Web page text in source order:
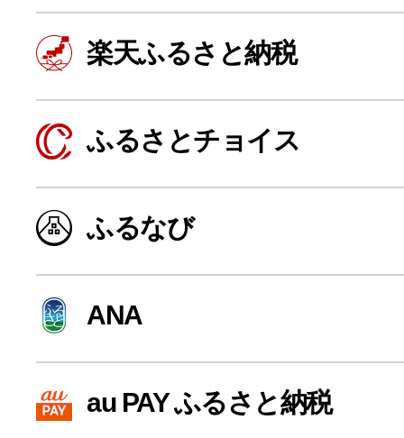
よく見られている返礼品
ふるさと納税徹底比較
寄付上限額シミュレーション
楽天ふるさと納税
ふるさとチョイス
ふるなび
ANA
au PAY ふるさと納税